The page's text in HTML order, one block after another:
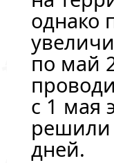
однако
по май
с 1 мая
решили
дней.